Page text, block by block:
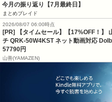
今月の振り返り【7月最終日】
まとめブレイド
2026/08/07 06:00時点
[PR] 【タイムセール】【17%OFF！】
チ QRK-50W4KST ネット動画対応
57790円
山善(YAMAZEN)